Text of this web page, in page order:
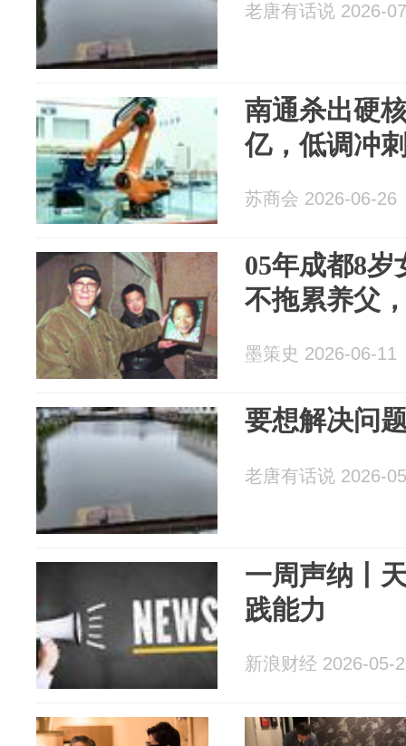
老唐有话说 2026-
南通杀出硬
亿，低调冲
苏商会 2026-06-26
05年成都8
不拖累养父
墨策史 2026-06-11
要想解决问
老唐有话说 2026-
一周声纳丨
践能力
新浪财经 2026-05-